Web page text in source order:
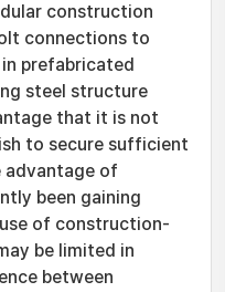
construction
connections to
prefabricated
steel structure
that it is not
to secure sufficient
advantage of
been gaining
of construction-
be limited in
between